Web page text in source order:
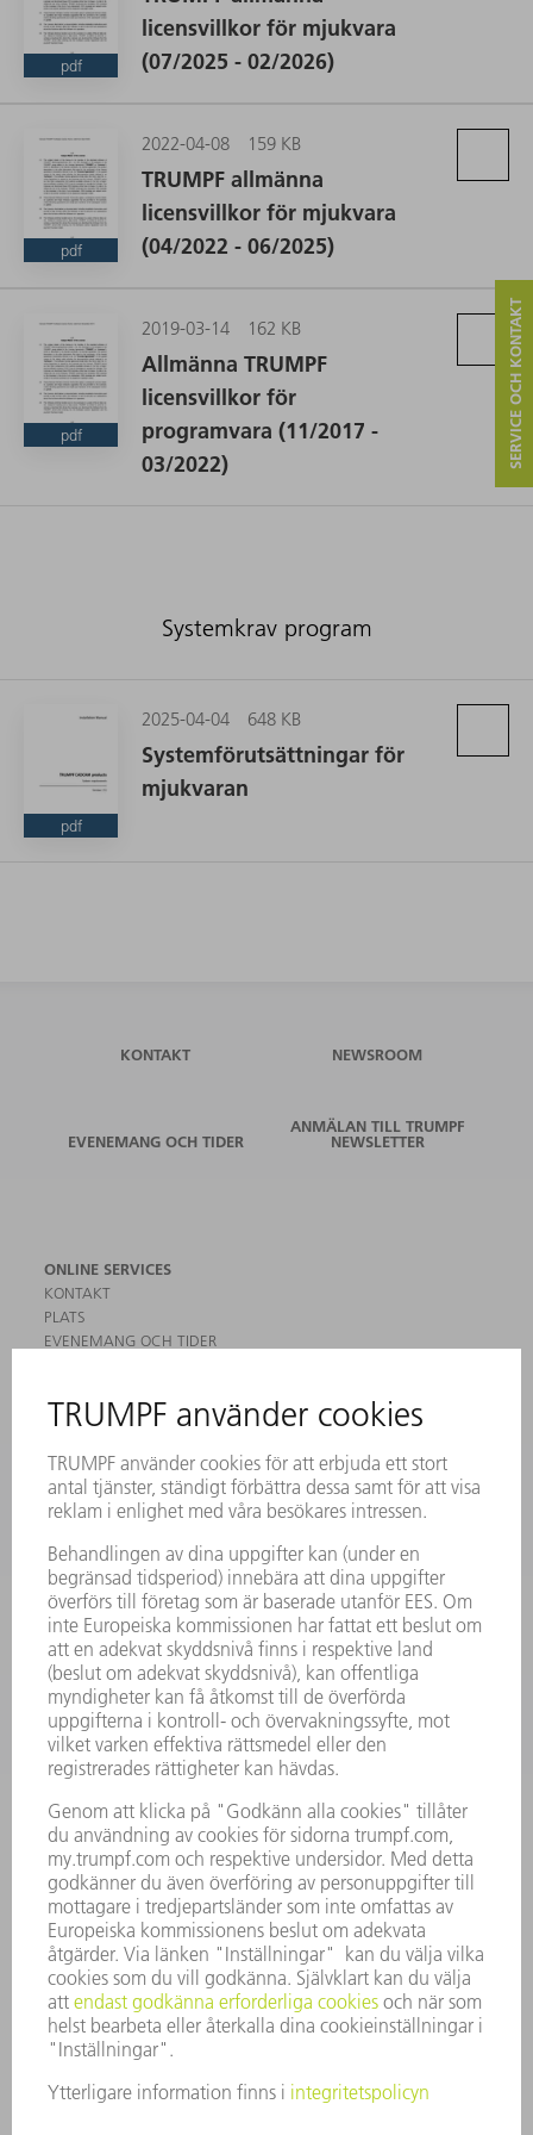
pdf
licensvillkor för mjukvara
(07/2025 - 02/2026)
pdf
2022-04-08 159 KB
TRUMPF allmänna
licensvillkor för mjukvara
(04/2022 - 06/2025)
pdf
2019-03-14 162 KB
Allmänna TRUMPF
licensvillkor för
programvara (11/2017 -
03/2022)
Systemkrav program
pdf
2025-04-04 648 KB
Systemförutsättningar för
mjukvaran
SERVICE OCH KONTAKT
KONTAKT NEWSROOM
EVENEMANG OCH TIDER
ANMÄLAN TILL TRUMPF
NEWSLETTER
ONLINE SERVICES
KONTAKT
PLATS
EVENEMANG OCH TIDER
SÄKERHETSDATABLAD
MASKINER & SYSTEM
LASER
KRAFTELEKTRONIK
SMART FACTORY
MJUKVARA
SERVICES
TILLÄMPNINGAR
BRANSCHER
FÖRETAG
KARRIÄR
LEDIGA TJÄNSTER
FÖRETAGSPROFIL
STYRELSE
FÖRETAGSPRINCIPER
ÖVERENSSTÄMMELSE
RÅDGIVARSYSTEM
SECURITY
PRESSMEDDELANDEN
MAGASIN
HÅLLBARHET
MILJÖ & KLIMAT
SOCIALT & SAMHÄLLE
FÖRETAGSMANAGEMENT